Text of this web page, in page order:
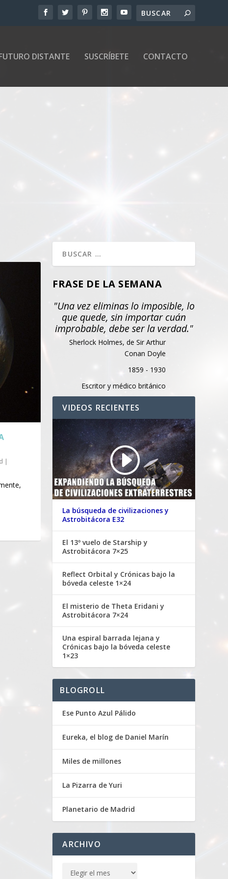
DISTANTE SUSCRÍBETE CONTACTO
|
FRASE DE LA SEMANA
"Una vez eliminas lo imposible, lo
que quede, sin importar cuán
improbable, debe ser la verdad."
Sherlock Holmes, de Sir Arthur
Conan Doyle
1859 - 1930
Escritor y médico británico
VIDEOS RECIENTES
La búsqueda de civilizaciones y
Astrobitácora E32
El 13º vuelo de Starship y
Astrobitácora 7×25
Reflect Orbital y Crónicas bajo la
bóveda celeste 1×24
El misterio de Theta Eridani y
Astrobitácora 7×24
Una espiral barrada lejana y
Crónicas bajo la bóveda celeste
1×23
BLOGROLL
Ese Punto Azul Pálido
Eureka, el blog de Daniel Marín
Miles de millones
La Pizarra de Yuri
Planetario de Madrid
ARCHIVO